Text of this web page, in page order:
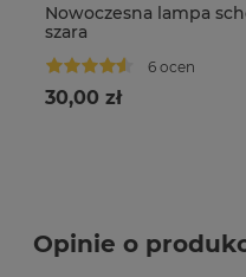
Nowoczesna lampa
szara
6 ocen
30,00 zł
Opinie o